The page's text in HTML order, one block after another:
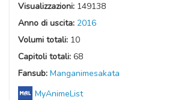
Visualizzazioni: 149138
Anno di uscita: 2016
Volumi totali: 10
Capitoli totali: 68
Fansub: Manganimesakata
MyAnimeList